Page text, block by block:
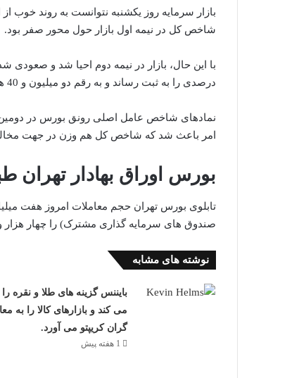
بازار سرمایه روز یکشنبه نتوانست به روند خوب از
شاخص کل در نیمه اول بازار حول محور صفر بود.
درصدی را به ثبت رساند و به رقم دو میلیون و 40 هزار واحد رسید.
نمادهای شاخص عامل اصلی رونق بورس در دومین
امر باعث شد که شاخص کل هم وزن در جهت مخالف شاخص کل
بورس اوراق بهادار تهران
صندوق های سرمایه گذاری مشترک) را چهار هزار
نوشته های مشابه
بایننس گزینه های طلا و نقره
می کند و بازارهای کالا را به
گران کریپتو می آورد.
1 هفته پیش